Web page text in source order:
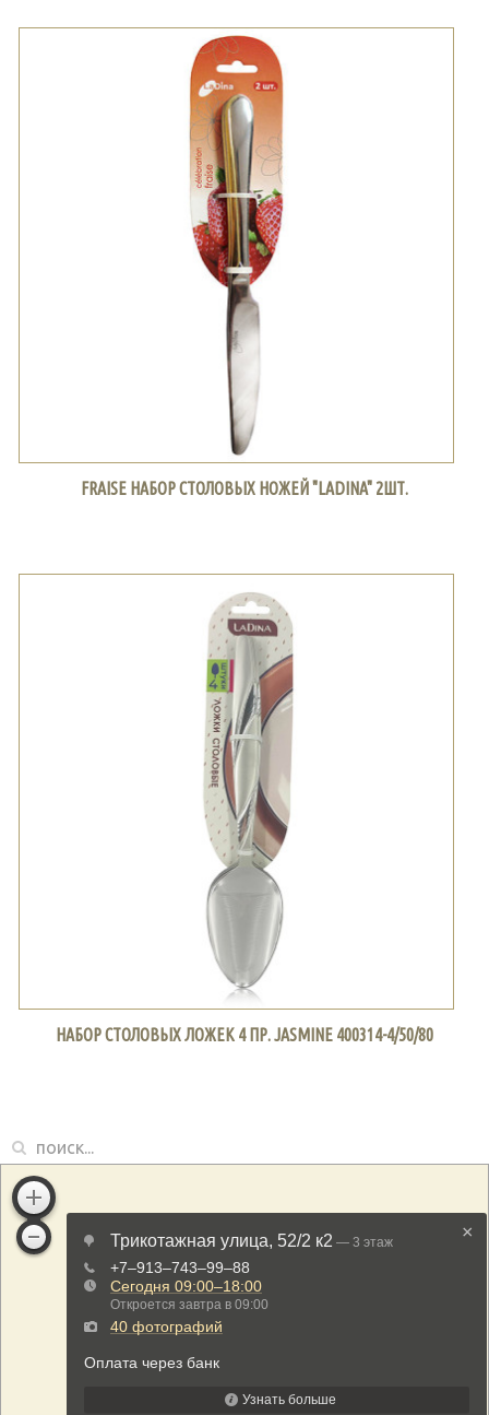
FRAISE НАБОР СТОЛОВЫХ НОЖЕЙ "LADINA" 2ШТ.
НАБОР СТОЛОВЫХ ЛОЖЕК 4 ПР. JASMINE 400314-4/50/80